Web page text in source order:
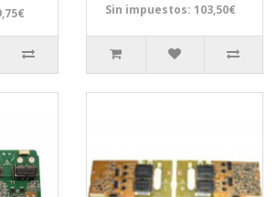
Sin impuestos: 103,50€